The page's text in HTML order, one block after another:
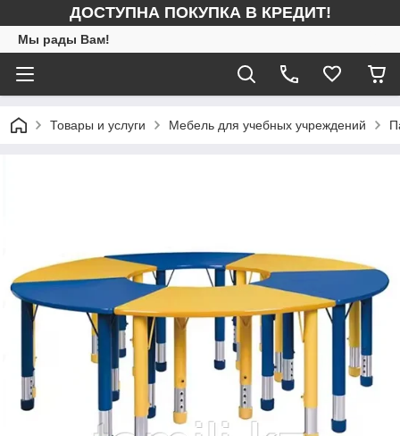
ДОСТУПНА ПОКУПКА В КРЕДИТ!
Мы рады Вам!
Товары и услуги Мебель для учебных учреждений